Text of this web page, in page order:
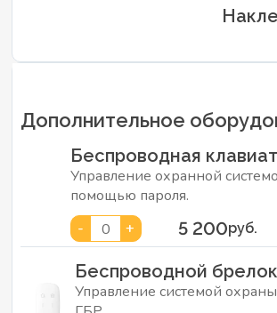
Дополнительное
Беспроводная
Управление охранной
помощью пароля.
-
0 + 5 200руб.
Беспроводной
Управление системой